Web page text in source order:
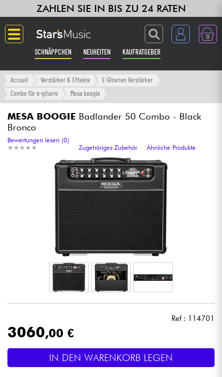
ZAHLEN SIE IN BIS ZU 24 RATEN
0
SCHNÄPPCHEN NEUHEITEN KAUFRATGEBER
Langue
Klaviere & Piano
Synths & samplers
Kopfhörer
Licht
Drums
Accueil Verstärker & Effekte
E-Gitarren Verstärker
Combo für e-gitarre
Mesa boogie
MESA BOOGIE Badlander 50 Combo - Black
Bronco
★ ★ ★ ★ ★
★ ★ ★ ★ ★
Bewertungen lesen (0)
Zugehöriges Zubehör
Ähnliche Produkte
Ref : 114701
3060,00 €
IN DEN WARENKORB LEGEN